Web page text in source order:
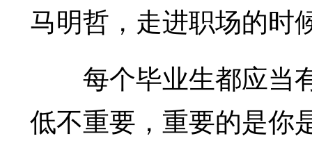
马明哲，走进职场的时
每个毕业生都应当
低不重要，重要的是你